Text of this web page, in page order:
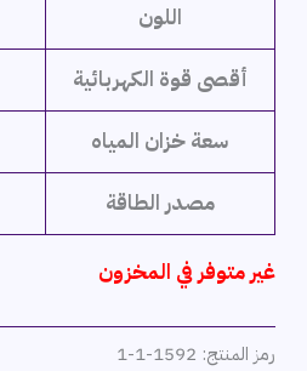
اللون
أقصى قوة الكهربائية
سعة خزان المياه
مصدر الطاقة
غير متوفر في المخزون
رمز المنتج: 1592-1-1